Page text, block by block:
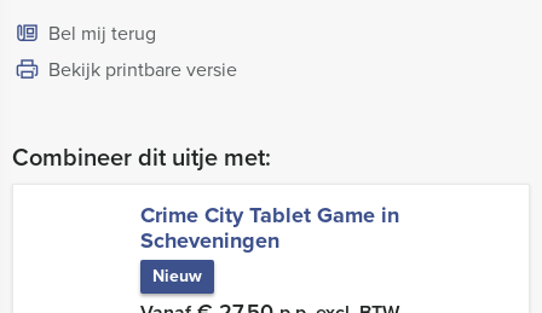
Bel mij terug
Bekijk printbare versie
Combineer dit uitje met:
Crime City Tablet Game in
Scheveningen
Nieuw